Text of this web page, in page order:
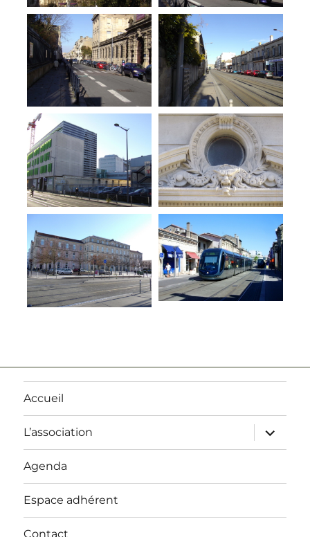
Accueil
L’association
ouvrir
le
sous-
Agenda
Espace adhérent
Contact